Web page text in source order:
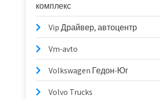
комплекс
Vip Драйвер, автоцентр
Vm-avto
Volkswagen Гедон-Юг
Volvo Trucks